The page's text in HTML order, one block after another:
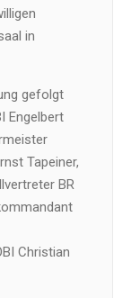
in
gefolgt
Engelbert
Tapeiner,
BR
Christian